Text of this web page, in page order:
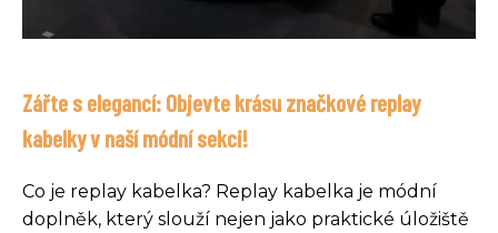
Zářte s elegancí: Objevte krásu značkové replay
kabelky v naší módní sekci!
Co je replay kabelka? Replay kabelka je módní
doplněk, který slouží nejen jako praktické úložiště